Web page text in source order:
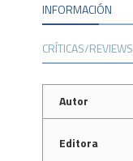
INFORMACIÓN
CRÍTICAS/REVIEWS
Autor
Editora